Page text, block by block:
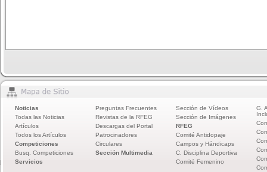
Noticias
Todas las Noticias
Artículos
Todos los Artículos
Competiciones
Busq. Competiciones
Servicios
Preguntas Frecuentes
Revistas de la RFEG
Descargas del Portal
Patrocinadores
Circulares
Sección Multimedia
Sección de Vídeos
Sección de Imágenes
RFEG
Comité Antidopaje
Campos y Hándicaps
C. Disciplina Deportiva
Comité Femenino
G.